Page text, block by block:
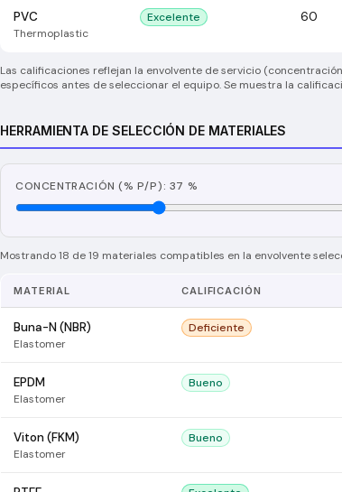
PVC
Thermoplastic
Excelente 60
Las calificaciones reflejan la envolvente de servicio
específicos antes de seleccionar el equipo. Se muestra la
HERRAMIENTA DE SELECCIÓN DE MATERIALES
CONCENTRACIÓN (% P/P): 37 %
Mostrando 18 de 19 materiales compatibles en la envolvente
MATERIAL CALIFICACIÓN
Buna-N (NBR)
Elastomer
Deficiente
EPDM
Elastomer
Bueno
Viton (FKM)
Elastomer
Bueno